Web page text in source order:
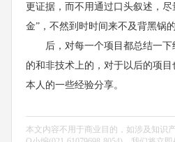
更证据，而不用通过口头叙述，
金”，不然到时时间来不及背黑锅的
后，对每一个项目都总结一下
的和非技术上的，对于以后的项
本人的一些经验分享。
本文内容不用于商业目的，如涉及知识